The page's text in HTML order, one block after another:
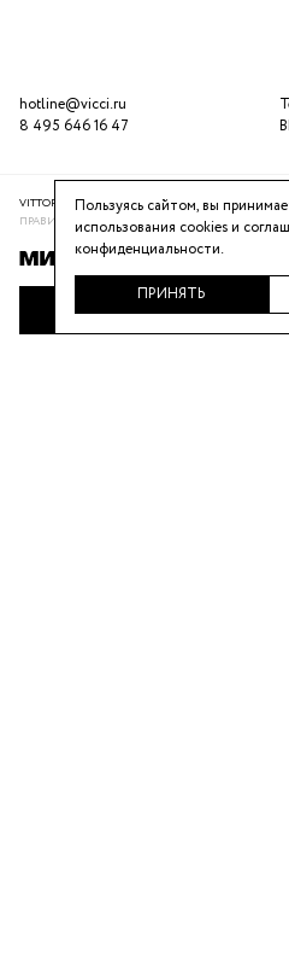
ДОБАВИТЬ В
hotline@vicci.ru
8 495 646 16 47
VITTORIA VICCI © 2016-2025ПОЛИТИКА
ПРАВИЛА ПРОГРАММЫ ЛОЯЛЬНОСТИ
Пользуясь сайтом, вы
использования cookies и
конфиденциальности.
ПРИНЯТЬ